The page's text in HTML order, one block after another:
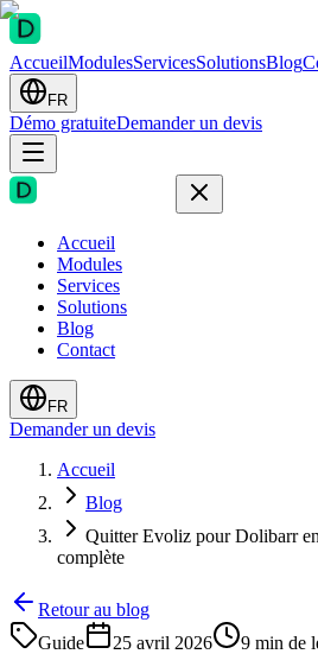
AccueilModulesServicesSolutionsBlog
FR
Démo gratuiteDemander un devis
Accueil
Modules
Services
Solutions
Blog
Contact
FR
Demander un devis
Accueil
Blog
Quitter Evoliz pour Dolibarr
complète
Retour au blog
Guide
25 avril 2026 9 min de